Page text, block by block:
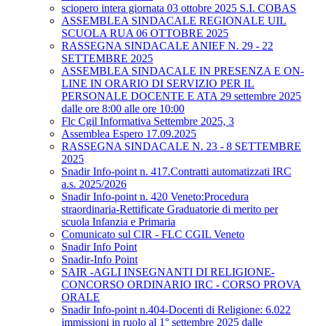
sciopero intera giornata 03 ottobre 2025 S.I. COBAS
ASSEMBLEA SINDACALE REGIONALE UIL
SCUOLA RUA 06 OTTOBRE 2025
RASSEGNA SINDACALE ANIEF N. 29 - 22
SETTEMBRE 2025
ASSEMBLEA SINDACALE IN PRESENZA E ON-
LINE IN ORARIO DI SERVIZIO PER IL
PERSONALE DOCENTE E ATA 29 settembre 2025
dalle ore 8:00 alle ore 10:00
Flc Cgil Informativa Settembre 2025, 3
Assemblea Espero 17.09.2025
RASSEGNA SINDACALE N. 23 - 8 SETTEMBRE
2025
Snadir Info-point n. 417.Contratti automatizzati IRC
a.s. 2025/2026
Snadir Info-point n. 420 Veneto:Procedura
straordinaria-Rettificate Graduatorie di merito per
scuola Infanzia e Primaria
Comunicato sul CIR - FLC CGIL Veneto
Snadir Info Point
Snadir-Info Point
SAIR -AGLI INSEGNANTI DI RELIGIONE-
CONCORSO ORDINARIO IRC - CORSO PROVA
ORALE
Snadir Info-point n.404-Docenti di Religione: 6.022
immissioni in ruolo al 1° settembre 2025 dalle